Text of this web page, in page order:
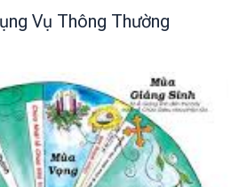
Vụ Thông Thường